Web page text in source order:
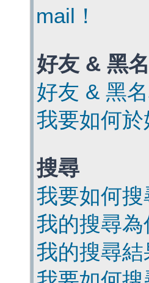
mail！
好友 & 黑
好友 & 黑
我要如何
搜尋
我要如何搜
我的搜尋為
我的搜尋